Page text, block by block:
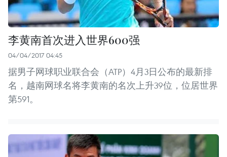
李黄南首次进入世界600强
04/04/2017 04:45
据男子网球职业联合会（ATP）4月3日公布的最新排
名，越南网球名将李黄南的名次上升39位，位居世界
第591。